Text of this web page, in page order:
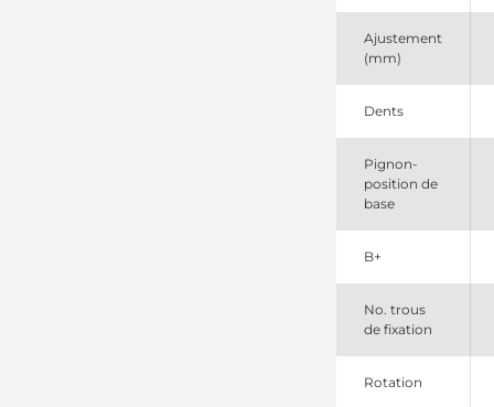
Nikko
111212
Cargo
18101
6008134410
Komatsu
6008314411
Komatsu
941545092
PSH
Ajustement
(mm)
Dents
Pignon-
position de
base
B+
No. trous
de fixation
Rotation